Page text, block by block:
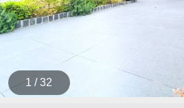
1 / 32